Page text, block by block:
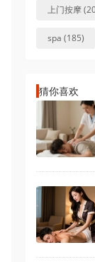
上门按摩
spa (185)
猜你喜欢